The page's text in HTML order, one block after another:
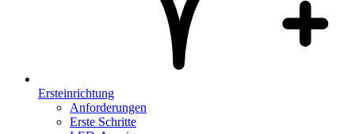
Ersteinrichtung
Anforderungen
Erste Schritte